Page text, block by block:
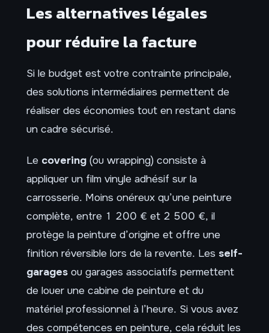
Les alternatives légales
pour réduire la facture
Si le budget est votre contrainte principale,
des solutions intermédiaires permettent de
réaliser des économies tout en restant dans
un cadre sécurisé.
Le covering (ou wrapping) consiste à
appliquer un film vinyle adhésif sur la
carrosserie. Moins onéreux qu’une peinture
complète, entre 1 200 € et 2 500 €, il
protège la peinture d’origine et offre une
finition réversible lors de la revente. Les self-
garages ou garages associatifs permettent
de louer une cabine de peinture et du
matériel professionnel à l’heure. Si vous avez
des compétences en peinture, cela réduit les